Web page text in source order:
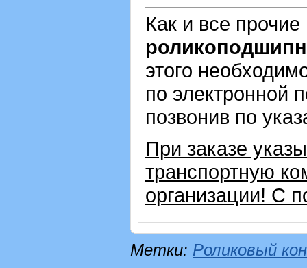
Как и все
этого
по электронной
позвонив по
При заказе
транспортную
организации! С
Метки: Роликовый